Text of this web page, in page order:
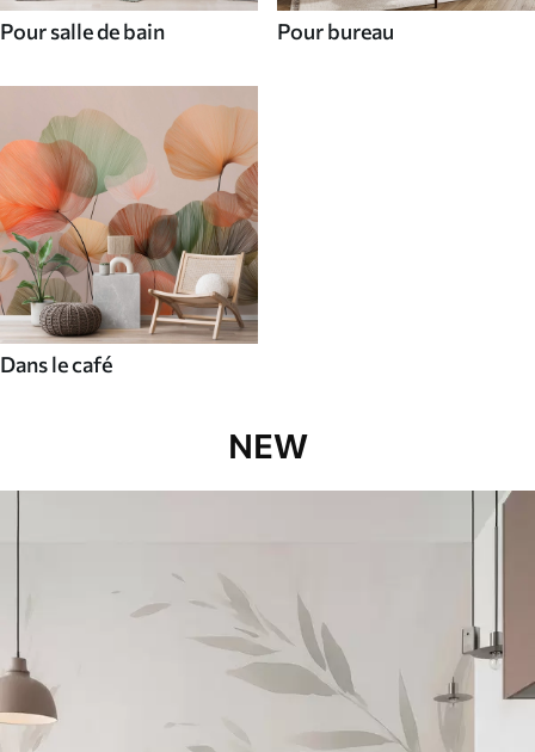
Pour salle de bain Pour bureau
Dans le café
NEW